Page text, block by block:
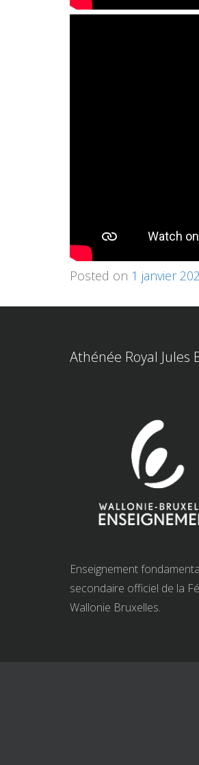
Posted on 1 janvier
Athénée Royal Jules
Enseignement
secondaire officiel de la
Wallonie Bruxelles.